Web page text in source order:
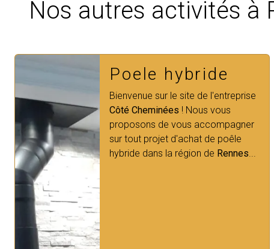
Nos autres activités à
Poêles
Vous avez besoin d'une ambiance
chaleureuse et élégante chez vous
pour cet hiver àRennes?Côté
Cheminéesest votre partenaire de
confiance pour les cheminées ...